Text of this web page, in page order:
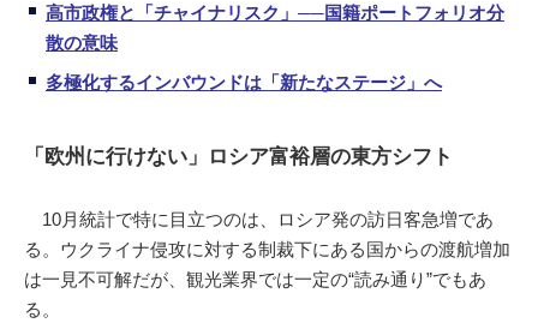
高市政権と「チャイナリスク」──国籍ポートフォリオ分
散の意味
多極化するインバウンドは「新たなステージ」へ
「欧州に行けない」ロシア富裕層の東方シフト
10月統計で特に目立つのは、ロシア発の訪日客急増であ
る。ウクライナ侵攻に対する制裁下にある国からの渡航増加
は一見不可解だが、観光業界では一定の“読み通り”でもあ
る。